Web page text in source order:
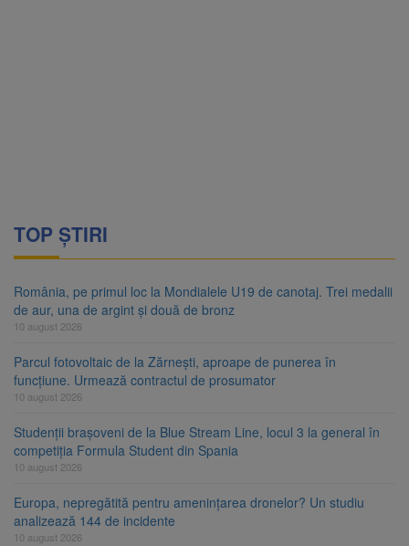
TOP ȘTIRI
România, pe primul loc la Mondialele U19 de canotaj. Trei medalii
de aur, una de argint și două de bronz
10 august 2026
Parcul fotovoltaic de la Zărnești, aproape de punerea în
funcțiune. Urmează contractul de prosumator
10 august 2026
Studenții brașoveni de la Blue Stream Line, locul 3 la general în
competiția Formula Student din Spania
10 august 2026
Europa, nepregătită pentru amenințarea dronelor? Un studiu
analizează 144 de incidente
10 august 2026